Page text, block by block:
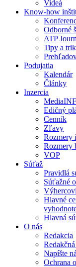
Videá
Know-how
Odborné
ATP
Tipy a
Podujatia
Kalendár
Články
Inzercia
Edičný
Cenník
Zľavy
Rozmery
Rozmery
VOP
Súťaž
Pravidlá
Súťažné
Hlavné
Hlavná
O nás
Redakcia
Redakčná
Napíšte
Ochrana